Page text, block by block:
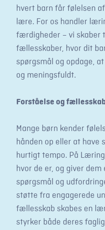
hvert barn får følelsen
lære. For os handler
færdigheder – vi skaber
fællesskaber, hvor dit
spørgsmål og opdage,
og meningsfuldt.
Forståelse og
Mange børn kender
hånden op eller at
hurtigt tempo. På
hvor de er, og giver
spørgsmål og
støtte fra engagerede
fællesskab skabes en
styrker både deres